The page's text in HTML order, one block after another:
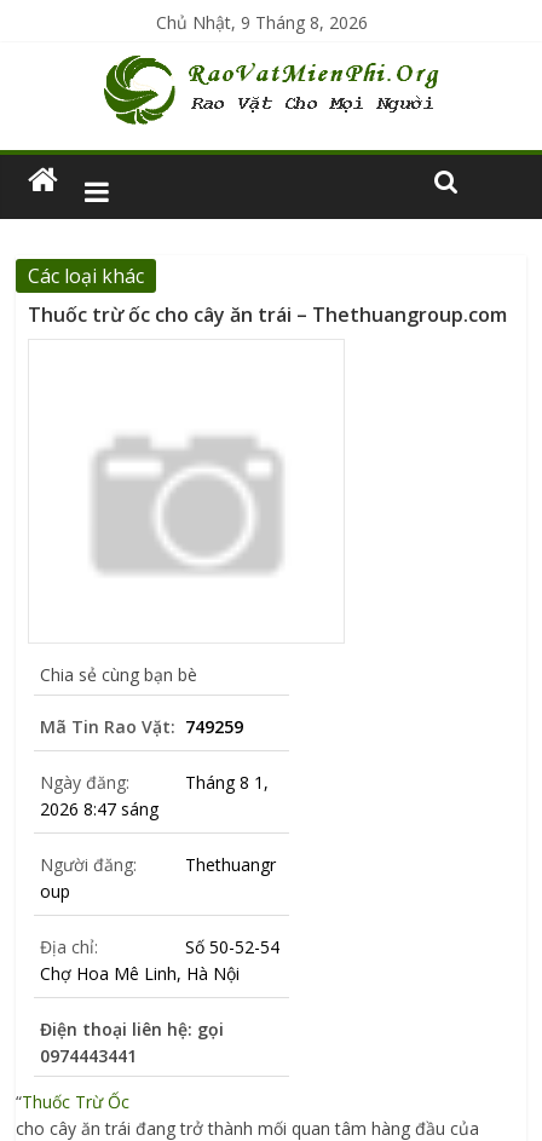
Chủ Nhật, 9 Tháng 8, 2026
Các loại khác
Thuốc trừ ốc cho cây ăn trái – Thethuangroup.com
Chia sẻ cùng bạn bè
Mã Tin Rao Vặt: 749259
Ngày đăng:
Tháng 8 1,
2026 8:47 sáng
Người đăng:
Thethuangr
oup
Địa chỉ:
Số 50-52-54
Chợ Hoa Mê Linh, Hà Nội
Điện thoại liên hệ: gọi
0974443441
“Thuốc Trừ Ốc
cho cây ăn trái đang trở thành mối quan tâm hàng đầu của